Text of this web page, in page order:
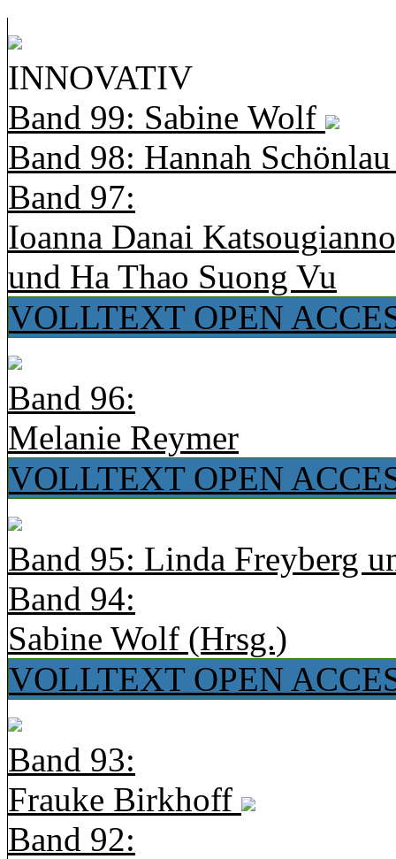
INNOVATIV
Band 99: Sabine Wolf
Band 98: Hannah
Band 97:
Ioanna Danai
und Ha Thao Suong Vu
VOLLTEXT OPEN
Band 96:
Melanie Reymer
VOLLTEXT OPEN
Band 95: Linda Freyberg
Band 94:
Sabine Wolf (Hrsg.)
VOLLTEXT OPEN
Band 93:
Frauke Birkhoff
Band 92: